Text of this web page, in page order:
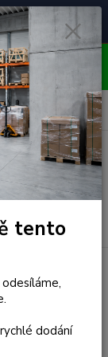
⭐ 4.7/5 (50 recenzí)
PÁTEK
Menu
Hledat
0 ks
za 0,00 Kč
tento
dodání